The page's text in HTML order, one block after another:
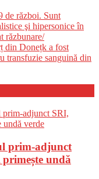
război. Sunt
şi hipersonice în
răzbunare/
din Donețk a fost
transfuzie sanguină din
prim-adjunct
undă